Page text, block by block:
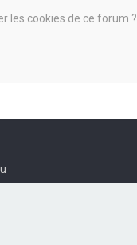
les cookies de ce forum ?